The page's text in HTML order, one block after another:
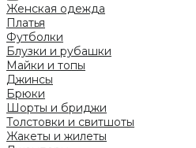
Женская одежда
Платья
Футболки
Блузки и рубашки
Майки и топы
Джинсы
Брюки
Шорты и бриджи
Толстовки и свитшоты
Жакеты и жилеты